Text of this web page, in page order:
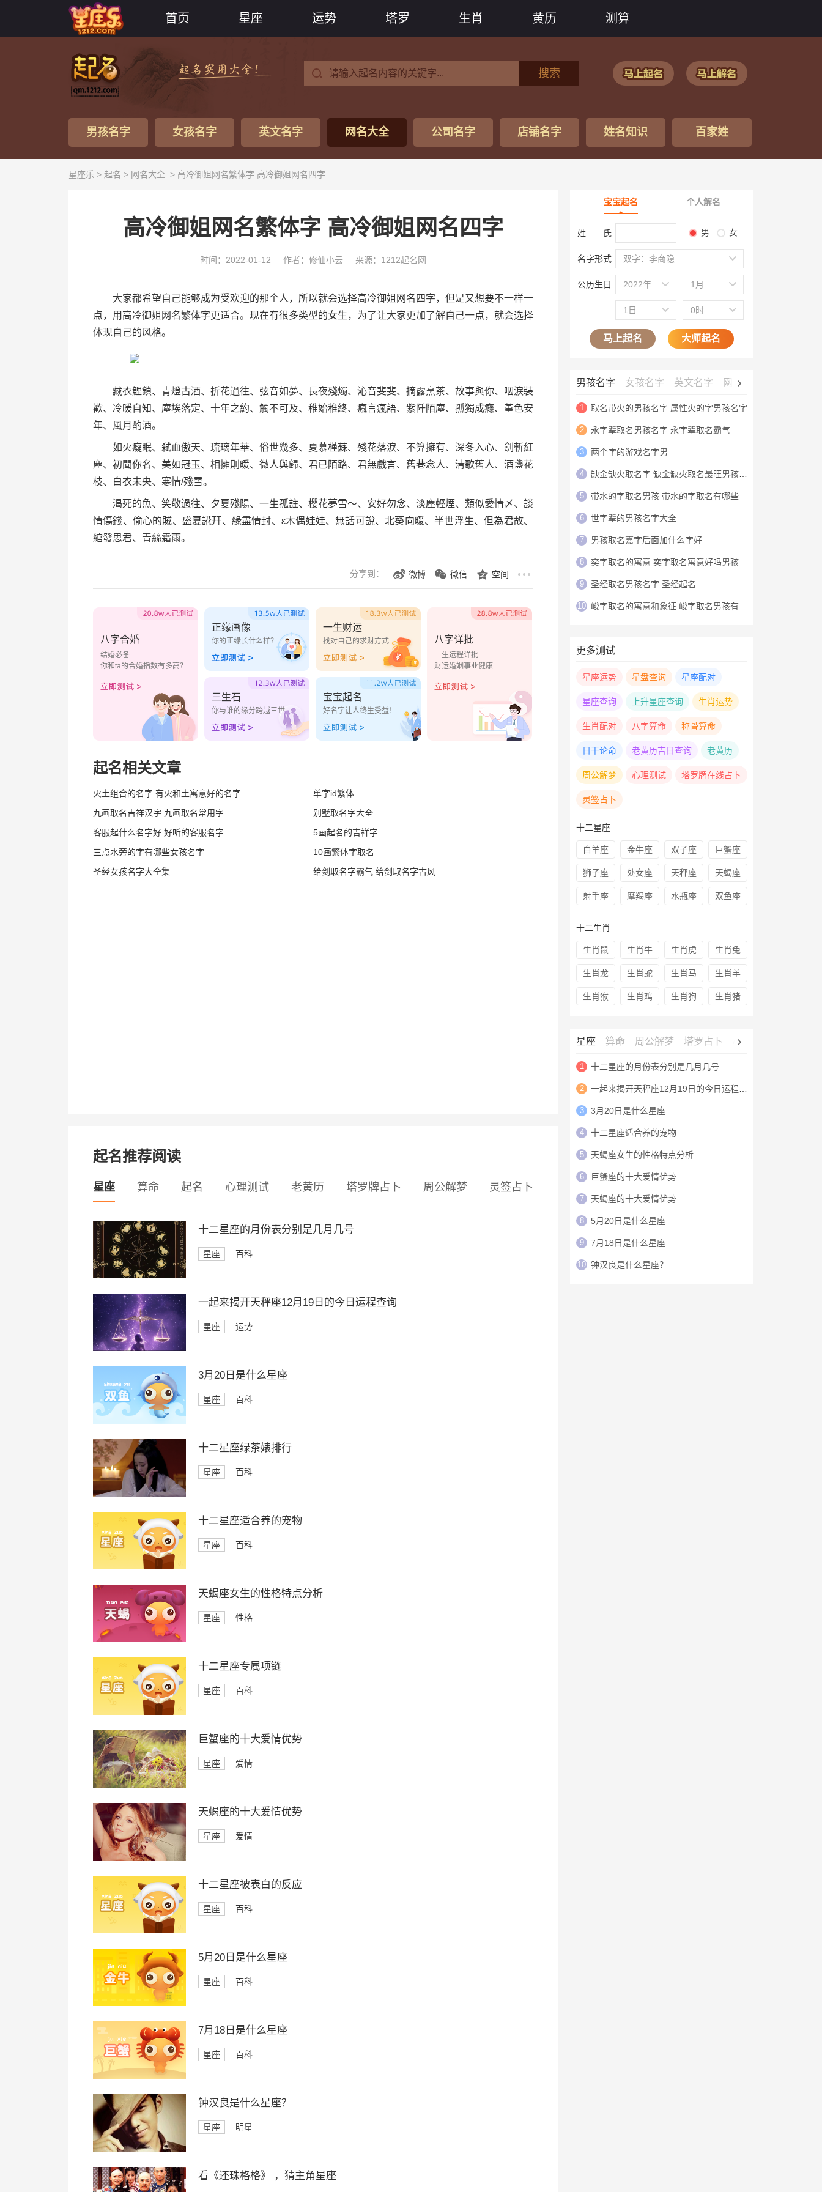
首页 星座 运势 塔罗 生肖 黄历 测算
搜索
男孩名字 女孩名字 英文名字 网名大全 公司名字 店铺名字 姓名知识 百家姓
星座乐 > 起名 > 网名大全 > 高冷御姐网名繁体字 高冷御姐网名四字
高冷御姐网名繁体字 高冷御姐网名四字
时间：2022-01-12 作者：修仙小云 来源：1212起名网
大家都希望自己能够成为受欢迎的那个人，所以就会选择高冷御姐网名四字，但是又想要不一样一
点，用高冷御姐网名繁体字更适合。现在有很多类型的女生，为了让大家更加了解自己一点，就会选择
体现自己的风格。
藏衣鯉鎖、青燈古酒、折花過往、弦音如夢、長夜殘燭、沁音斐斐、摘露烹茶、故事與你、咽淚裝
歡、冷暖自知、塵埃落定、十年之約、觸不可及、稚始稚終、瘋言瘋語、紫阡陌塵、孤獨成癮、堇色安
年、風月酌酒。
如火癡眠、弒血傲天、琉璃年華、俗世幾多、夏慕槿蘇、殘花落淚、不算擁有、深冬入心、劍斬紅
塵、初聞你名、美如冠玉、相擁則暖、微人與歸、君已陌路、君無戲言、舊巷念人、清歌舊人、酒盞花
枝、白衣未央、寒情/殘雪。
渴死的魚、笑敬過往、夕夏殘陽、一生孤註、櫻花夢雪～、安好勿念、淡塵輕煙、類似愛情〆、談
情傷錢、偷心的賊、盛夏誮幵、緣盡情封、ε木偶娃娃、無話可說、北葵向暖、半世浮生、但為君故、
綰發思君、青絲霜雨。
分享到： 微博 微信 空间
八字合婚
结婚必备
你和ta的合婚指数有多高？
正缘画像
你的正缘长什么样？
一生财运
找对自己的求财方式
三生石
你与谁的缘分跨越三世
宝宝起名
好名字让人终生受益！
八字详批
一生运程详批
财运婚姻事业健康
起名相关文章
火土组合的名字 有火和土寓意好的名字
单字id繁体
九画取名吉祥汉字 九画取名常用字
别墅取名字大全
客服起什么名字好 好听的客服名字
5画起名的吉祥字
三点水旁的字有哪些女孩名字
10画繁体字取名
圣经女孩名字大全集
给剑取名字霸气 给剑取名字古风
起名推荐阅读
星座 算命 起名 心理测试 老黄历 塔罗牌占卜 周公解梦 灵签占卜
十二星座的月份表分别是几月几号
星座 百科
一起来揭开天秤座12月19日的今日运程查询
星座 运势
3月20日是什么星座
星座 百科
十二星座绿茶婊排行
星座 百科
十二星座适合养的宠物
星座 百科
天蝎座女生的性格特点分析
星座 性格
十二星座专属项链
星座 百科
巨蟹座的十大爱情优势
星座 爱情
天蝎座的十大爱情优势
星座 爱情
十二星座被表白的反应
星座 百科
5月20日是什么星座
星座 百科
7月18日是什么星座
星座 百科
钟汉良是什么星座？
星座 明星
看《还珠格格》 ，猜主角星座
宝宝起名 个人解名
姓 氏 男 女
名字形式 双字：李商隐
公历生日 2022年 1月
1日 0时
马上起名 大师起名
男孩名字 女孩名字 英文名字 网名大全
1 取名带火的男孩名字 属性火的字男孩名字
2 永字辈取名男孩名字 永字辈取名霸气
3 两个字的游戏名字男
4 缺金缺火取名字 缺金缺火取名最旺男孩名字
5 带水的字取名男孩 带水的字取名有哪些
6 世字辈的男孩名字大全
7 男孩取名嘉字后面加什么字好
8 奕字取名的寓意 奕字取名寓意好吗男孩
9 圣经取名男孩名字 圣经起名
10 峻字取名的寓意和象征 峻字取名男孩有寓意
更多测试
星座运势 星盘查询 星座配对
星座查询 上升星座查询 生肖运势
生肖配对 八字算命 称骨算命
日干论命 老黄历吉日查询 老黄历
周公解梦 心理测试 塔罗牌在线占卜
灵签占卜
十二星座
白羊座 金牛座 双子座 巨蟹座
狮子座 处女座 天秤座 天蝎座
射手座 摩羯座 水瓶座 双鱼座
十二生肖
生肖鼠 生肖牛 生肖虎 生肖兔
生肖龙 生肖蛇 生肖马 生肖羊
生肖猴 生肖鸡 生肖狗 生肖猪
星座 算命 周公解梦 塔罗占卜 心理测试
1 十二星座的月份表分别是几月几号
2 一起来揭开天秤座12月19日的今日运程查询
3 3月20日是什么星座
4 十二星座适合养的宠物
5 天蝎座女生的性格特点分析
6 巨蟹座的十大爱情优势
7 天蝎座的十大爱情优势
8 5月20日是什么星座
9 7月18日是什么星座
10 钟汉良是什么星座？